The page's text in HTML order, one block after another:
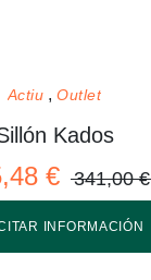
Actiu Outlet
Kados
€ 341,00 €
INFORMACIÓN